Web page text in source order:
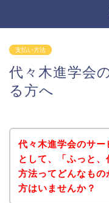
支払い方法
代々木進学会
る方へ
代々木進学会のサー
として、「ふっと
方法ってどんなも
方はいませんか？